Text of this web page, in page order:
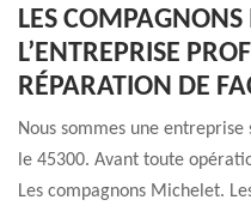
LES
L’ENTREPRISE
RÉPARATION DE
Nous sommes une
le 45300. Avant toute
Les compagnons Michelet.